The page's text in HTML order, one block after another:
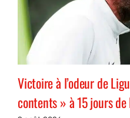
Victoire à l’odeur de
contents » à 15 jours